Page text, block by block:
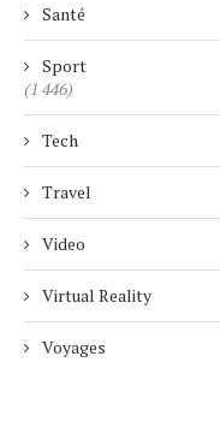
Santé
Sport
(1 446)
Tech
Travel
Video
Virtual Reality
Voyages